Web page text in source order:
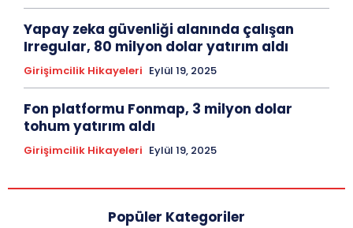
Yapay zeka güvenliği alanında çalışan
Irregular, 80 milyon dolar yatırım aldı
Girişimcilik Hikayeleri Eylül 19, 2025
Fon platformu Fonmap, 3 milyon dolar
tohum yatırım aldı
Girişimcilik Hikayeleri Eylül 19, 2025
Popüler Kategoriler